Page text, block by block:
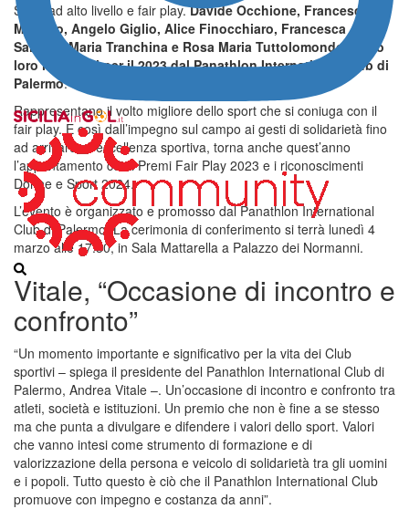
Sport ad alto livello e fair play.Davide Occhione, Francesco Di
Mariano, Angelo Giglio, Alice Finocchiaro, Francesca
Salerno, Maria Tranchina e Rosa Maria Tuttolomondo. Sono
loro i premiati per il 2023 dal Panathlon International Club di
Palermo.
Rappresentano il volto migliore dello sport che si coniuga con il
fair play. E così dall’impegno sul campo ai gesti di solidarietà fino
ad arrivare all’eccellenza sportiva, torna anche quest’anno
l’appuntamento con i Premi Fair Play 2023 e i riconoscimenti
Donne e Sport 2024.
L’evento è organizzato e promosso dal Panathlon International
Club di Palermo. La cerimonia di conferimento si terrà lunedì 4
marzo alle 17.30, in Sala Mattarella a Palazzo dei Normanni.
Vitale, “Occasione di incontro e
confronto”
“Un momento importante e significativo per la vita dei Club
sportivi – spiega il presidente del Panathlon International Club di
Palermo, Andrea Vitale –. Un’occasione di incontro e confronto tra
atleti, società e istituzioni. Un premio che non è fine a se stesso
ma che punta a divulgare e difendere i valori dello sport. Valori
che vanno intesi come strumento di formazione e di
valorizzazione della persona e veicolo di solidarietà tra gli uomini
e i popoli. Tutto questo è ciò che il Panathlon International Club
promuove con impegno e costanza da anni”.